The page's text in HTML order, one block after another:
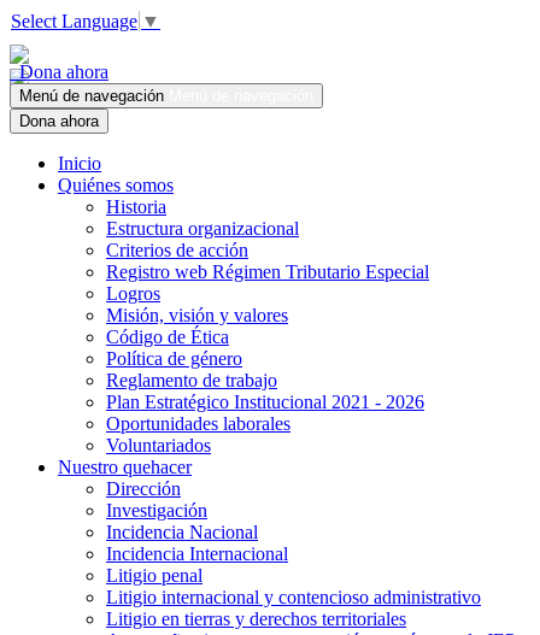
Select Language ▼
Dona ahora
Menú de navegación
Dona ahora
Inicio
Quiénes somos
Historia
Estructura organizacional
Criterios de acción
Registro web Régimen Tributario Especial
Logros
Misión, visión y valores
Código de Ética
Política de género
Reglamento de trabajo
Plan Estratégico Institucional 2021 - 2026
Oportunidades laborales
Voluntariados
Nuestro quehacer
Dirección
Investigación
Incidencia Nacional
Incidencia Internacional
Litigio penal
Litigio internacional y contencioso administrativo
Litigio en tierras y derechos territoriales